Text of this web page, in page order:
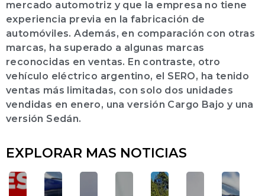
mercado automotriz y que la empresa no tiene
experiencia previa en la fabricación de
automóviles. Además, en comparación con otras
marcas, ha superado a algunas marcas
reconocidas en ventas. En contraste, otro
vehículo eléctrico argentino, el SERO, ha tenido
ventas más limitadas, con solo dos unidades
vendidas en enero, una versión Cargo Bajo y una
versión Sedán.
EXPLORAR MAS NOTICIAS